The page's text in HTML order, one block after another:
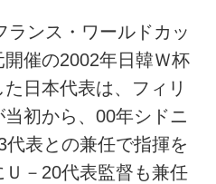
ンス・ワールドカッ
催の2002年日韓Ｗ杯
日本代表は、フィリ
初から、00年シドニ
表との兼任で指揮を
－20代表監督も兼任